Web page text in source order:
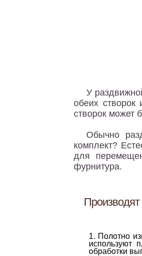
У
обеих
створок может
Обычно
комплект?
для
фурнитура.
Полотно
используют
обработки